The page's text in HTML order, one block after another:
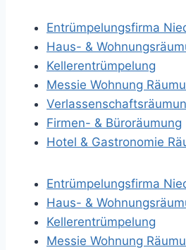
Entrümpelungsfirma
Haus- &
Kellerentrümpelung
Messie Wohnung
Firmen- & Büroräumung
Hotel & Gastronomie
Entrümpelungsfirma
Haus- &
Kellerentrümpelung
Messie Wohnung